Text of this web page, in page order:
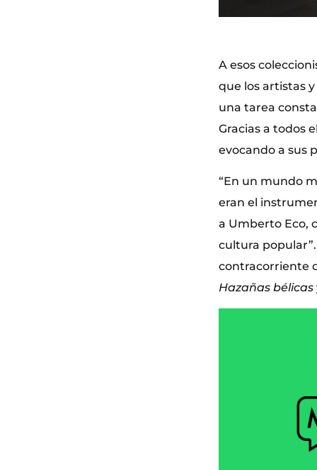
A esos
que los artistas
una tarea
Gracias a todos
evocando a sus
“En un mundo
eran el
a Umberto Eco,
cultura
contracorriente
Hazañas bélicas